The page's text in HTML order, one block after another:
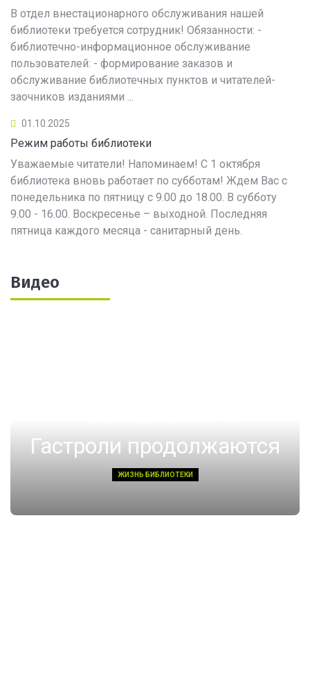
В отдел внестационарного обслуживания нашей
библиотеки требуется сотрудник! Обязанности: -
библиотечно-информационное обслуживание
пользователей: - формирование заказов и
обслуживание библиотечных пунктов и читателей-
заочников изданиями ...
01.10.2025
Режим работы библиотеки
Уважаемые читатели! Напоминаем! С 1 октября
библиотека вновь работает по субботам! Ждем Вас с
понедельника по пятницу с 9.00 до 18.00. В субботу
9.00 - 16.00. Воскресенье – выходной. Последняя
пятница каждого месяца - санитарный день.
Видео
Гастроли продолжаются
ЖИЗНЬ БИБЛИОТЕКИ